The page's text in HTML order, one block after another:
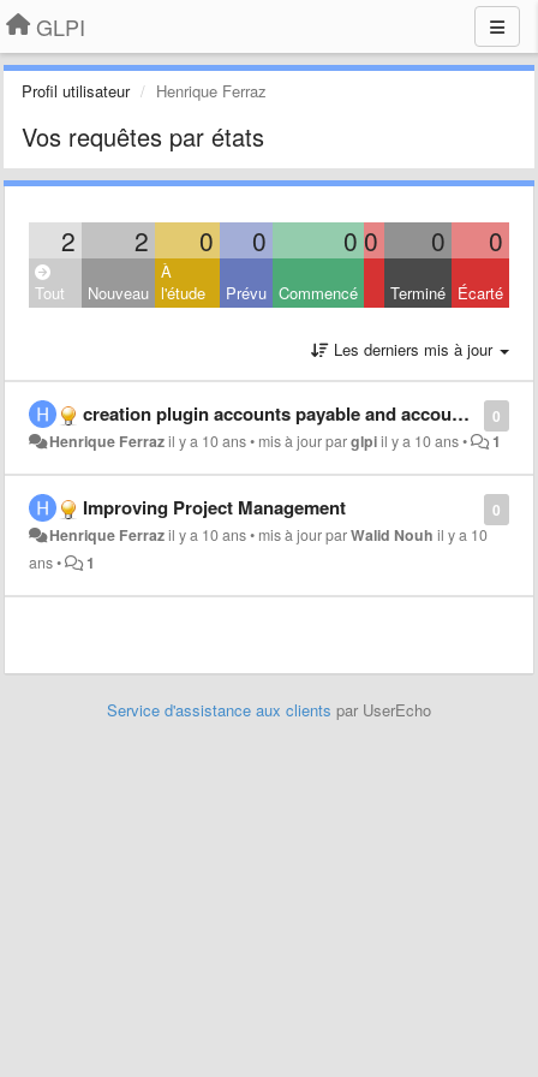
GLPI
Profil utilisateur Henrique Ferraz
Vos requêtes par états
2 2 0 0 0 0 0 0
Tout Nouveau
À
l'étude
Prévu Commencé Terminé Écarté
Les derniers mis à jour
0
creation plugin accounts payable and accounts receivable
Henrique Ferrazil y a 10 ans• mis à jour parglpiil y a 10 ans• 1
0
Improving Project Management
Henrique Ferrazil y a 10 ans• mis à jour parWalid Nouh il y a 10
ans• 1
Service d'assistance aux clients par UserEcho